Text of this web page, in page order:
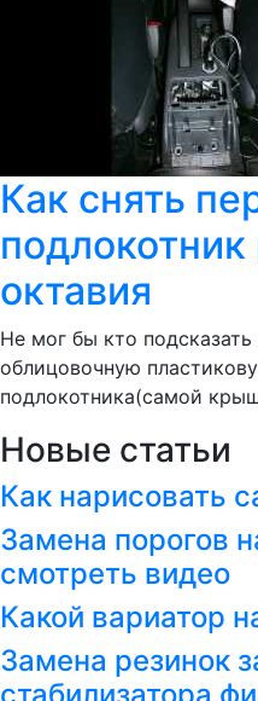
Как снять
октавия
Не мог бы кто
облицовочную
подлокотника(самой
Новые статьи
Как нарисовать
Замена порогов
смотреть видео
Какой вариатор
Замена резинок